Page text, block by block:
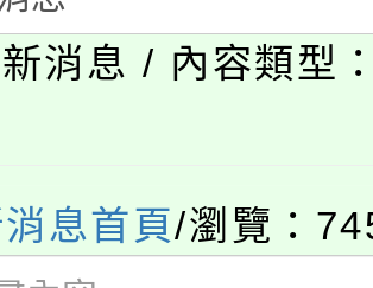
色祭」8/29、30在
烈登場!
下午1時於龍潭區
網。
至27日，桃園電
桃園市運動會8/
消息 / 內容類型
息首頁/瀏覽：